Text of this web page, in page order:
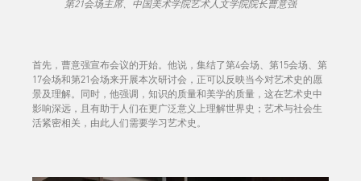
第21会场主席、中国美术学院艺术人文学院院长曹意强
首先，曹意强宣布会议的开始。他说，集结了第4会场、第15会场、第
17会场和第21会场来开展本次研讨会，正可以反映当今对艺术史的愿
景及理解。同时，他强调，知识的质量和美学的质量，这在艺术史中
影响深远，且有助于人们在更广泛意义上理解世界史；艺术与社会生
活紧密相关，由此人们需要学习艺术史。